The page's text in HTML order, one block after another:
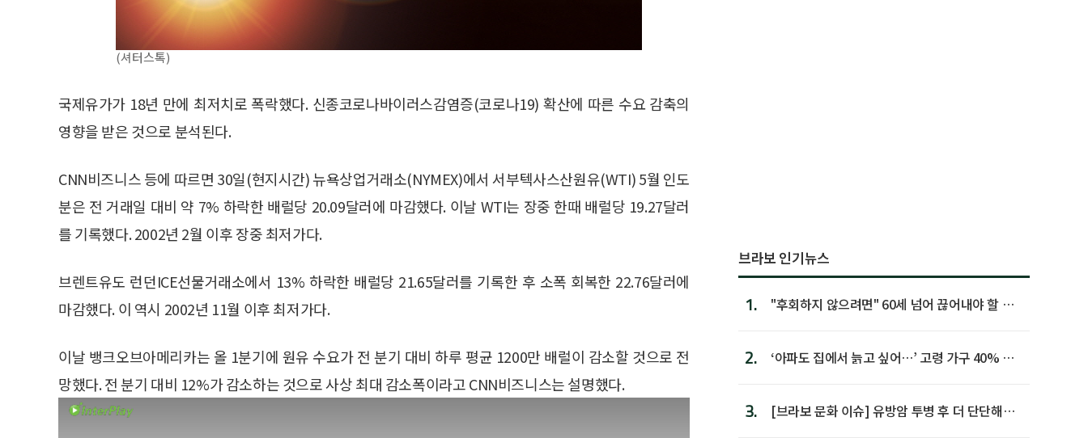
(셔터스톡)
국제유가가 18년 만에 최저치로 폭락했다. 신종코로나바이러스감염증(코로나19) 확산에 따른 수요 감축의
영향을 받은 것으로 분석된다.
CNN비즈니스 등에 따르면 30일(현지시간) 뉴욕상업거래소(NYMEX)에서 서부텍사스산원유(WTI) 5월 인도
분은 전 거래일 대비 약 7% 하락한 배럴당 20.09달러에 마감했다. 이날 WTI는 장중 한때 배럴당 19.27달러
를 기록했다. 2002년 2월 이후 장중 최저가다.
브렌트유도 런던ICE선물거래소에서 13% 하락한 배럴당 21.65달러를 기록한 후 소폭 회복한 22.76달러에
마감했다. 이 역시 2002년 11월 이후 최저가다.
이날 뱅크오브아메리카는 올 1분기에 원유 수요가 전 분기 대비 하루 평균 1200만 배럴이 감소할 것으로 전
망했다. 전 분기 대비 12%가 감소하는 것으로 사상 최대 감소폭이라고 CNN비즈니스는 설명했다.
브라보 인기뉴스
1.
"후회하지 않으려면" 60세 넘어 끊어내야 할 사
2.
‘아파도 집에서 늙고 싶어…’ 고령 가구 40% 노
3.
[브라보 문화 이슈] 유방암 투병 후 더 단단해진